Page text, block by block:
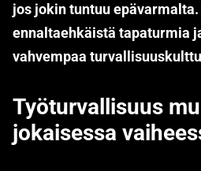
jos jokin tuntuu
ennaltaehkäistä tapaturmia
vahvempaa
Työturvallisuus
jokaisessa